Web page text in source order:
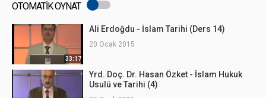
OTOMATİK OYNAT
33:17
Ali Erdoğdu - İslam Tarihi (Ders 14)
20 Ocak 2015
Yrd. Doç. Dr. Hasan Özket - İslam Hukuk
Usulü ve Tarihi (4)